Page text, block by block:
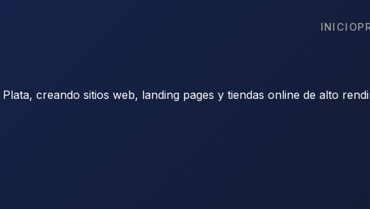
INICIO
, creando sitios web, landing pages y tiendas online de alto